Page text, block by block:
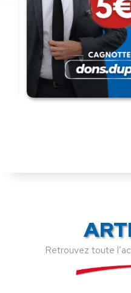
Retrouvez toute